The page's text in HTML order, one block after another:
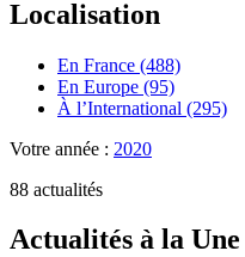
Localisation
En France (488)
En Europe (95)
À l’International (295)
Votre année : 2020
88 actualités
Actualités à la Une